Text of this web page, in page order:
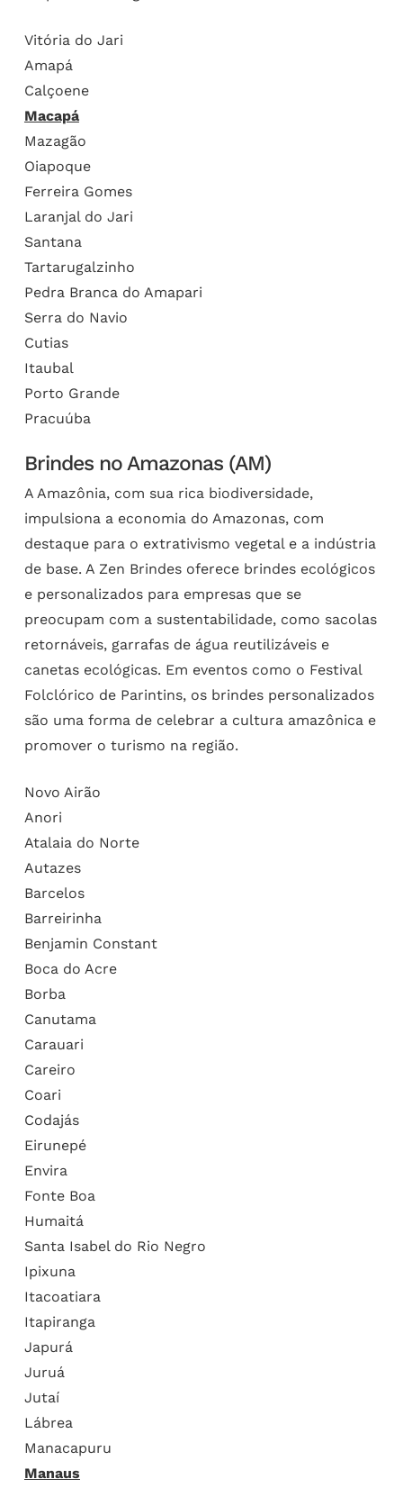
Vitória do Jari
Amapá
Calçoene
Macapá
Mazagão
Oiapoque
Ferreira Gomes
Laranjal do Jari
Santana
Tartarugalzinho
Pedra Branca do Amapari
Serra do Navio
Cutias
Itaubal
Porto Grande
Pracuúba
Brindes no Amazonas (AM)
A Amazônia, com sua rica biodiversidade,
impulsiona a economia do Amazonas, com
destaque para o extrativismo vegetal e a indústria
de base. A Zen Brindes oferece brindes ecológicos
e personalizados para empresas que se
preocupam com a sustentabilidade, como sacolas
retornáveis, garrafas de água reutilizáveis e
canetas ecológicas. Em eventos como o Festival
Folclórico de Parintins, os brindes personalizados
são uma forma de celebrar a cultura amazônica e
promover o turismo na região.
Novo Airão
Anori
Atalaia do Norte
Autazes
Barcelos
Barreirinha
Benjamin Constant
Boca do Acre
Borba
Canutama
Carauari
Careiro
Coari
Codajás
Eirunepé
Envira
Fonte Boa
Humaitá
Santa Isabel do Rio Negro
Ipixuna
Itacoatiara
Itapiranga
Japurá
Juruá
Jutaí
Lábrea
Manacapuru
Manaus